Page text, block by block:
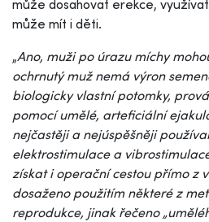
může dosahovat erekce,
může mít i děti.
„Ano, muži po úrazu míchy
ochrnutý muž nemá výron
biologicky vlastní potomky,
pomocí umělé, arteficiální
nejčastěji a nejúspěšněji
elektrostimulace a
získat i operační cestou přímo z
dosaženo použitím některé z
reprodukce, jinak řečeno